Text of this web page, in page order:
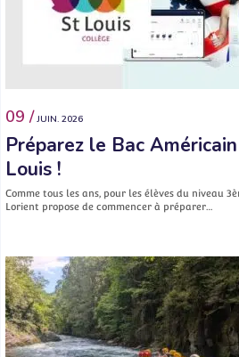
09 / JUIN. 2026
Préparez le Bac
Louis !
Comme tous les ans, pour les élèves du niveau
Lorient propose de commencer à préparer…